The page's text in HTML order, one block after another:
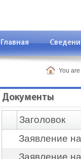
Главная
You
Документы
Заголовок
Заявление
Заявление